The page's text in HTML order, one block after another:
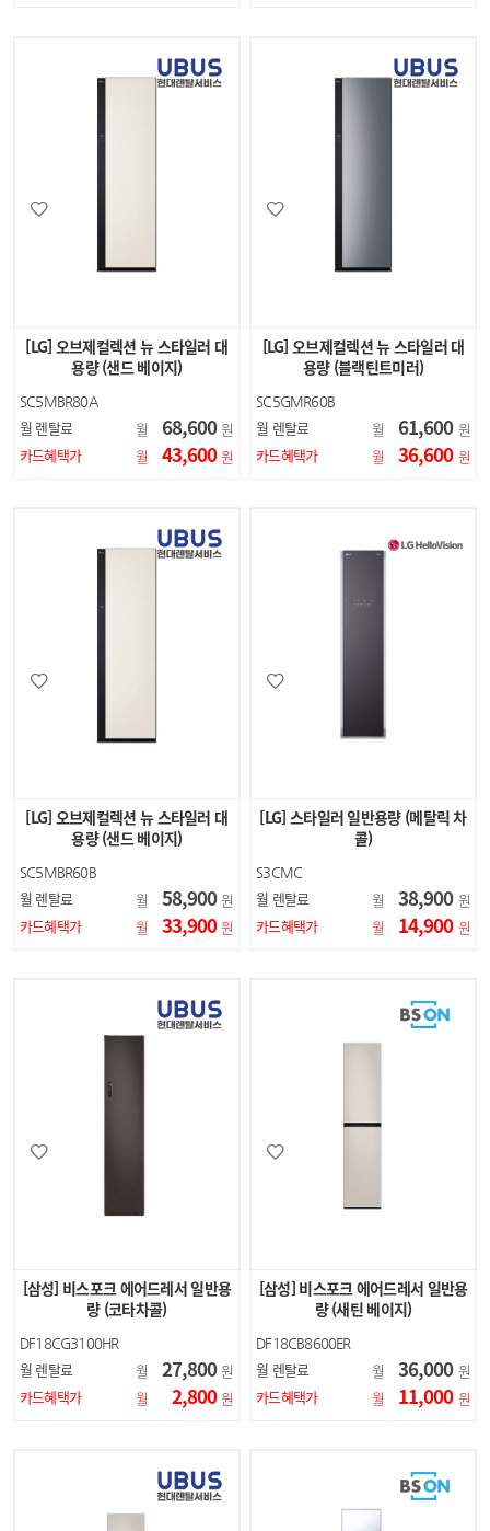
[LG] 오브제컬렉션 뉴 스타일러 대
용량 (샌드 베이지)
SC5MBR80A
월 렌탈료 월 68,600 원
카드혜택가
월 43,600 원
[LG] 오브제컬렉션 뉴 스타일러 대
용량 (블랙틴트미러)
SC5GMR60B
월 렌탈료 월 61,600 원
카드혜택가
월 36,600 원
[LG] 오브제컬렉션 뉴 스타일러 대
용량 (샌드 베이지)
SC5MBR60B
월 렌탈료 월 58,900 원
카드혜택가
월 33,900 원
[LG] 스타일러 일반용량 (메탈릭 차
콜)
S3CMC
월 렌탈료 월 38,900 원
카드혜택가
월 14,900 원
[삼성] 비스포크 에어드레서 일반용
량 (코타차콜)
DF18CG3100HR
월 렌탈료 월 27,800 원
카드혜택가
월 2,800 원
[삼성] 비스포크 에어드레서 일반용
량 (새틴 베이지)
DF18CB8600ER
월 렌탈료 월 36,000 원
카드혜택가
월 11,000 원